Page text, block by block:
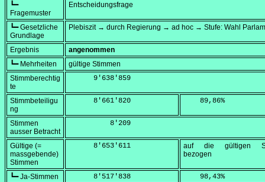
┗━
Fragemuster
Entscheidungsfrage
┗━ Gesetzliche
Grundlage
Plebiszit → durch Regierung → ad hoc → Stufe: Wahl
Ergebnis
angenommen
┗━ Mehrheiten
gültige Stimmen
Stimmberechtig
te
      9'638'859
Stimmbeteiligu
ng
      8'661'820
    89,86
%
Stimmen
ausser Betracht
          8'209
Gültige (=
massgebende)
Stimmen
      8'653'611
auf die gültigen
bezogen
┗━ Ja-Stimmen
      8'517'838
    98,43
%